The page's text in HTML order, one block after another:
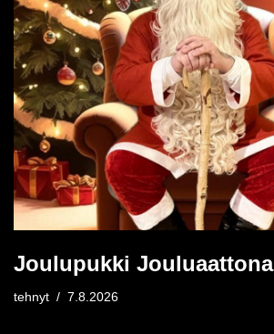
Joulupukki Jouluaattona
tehnyt 7.8.2026